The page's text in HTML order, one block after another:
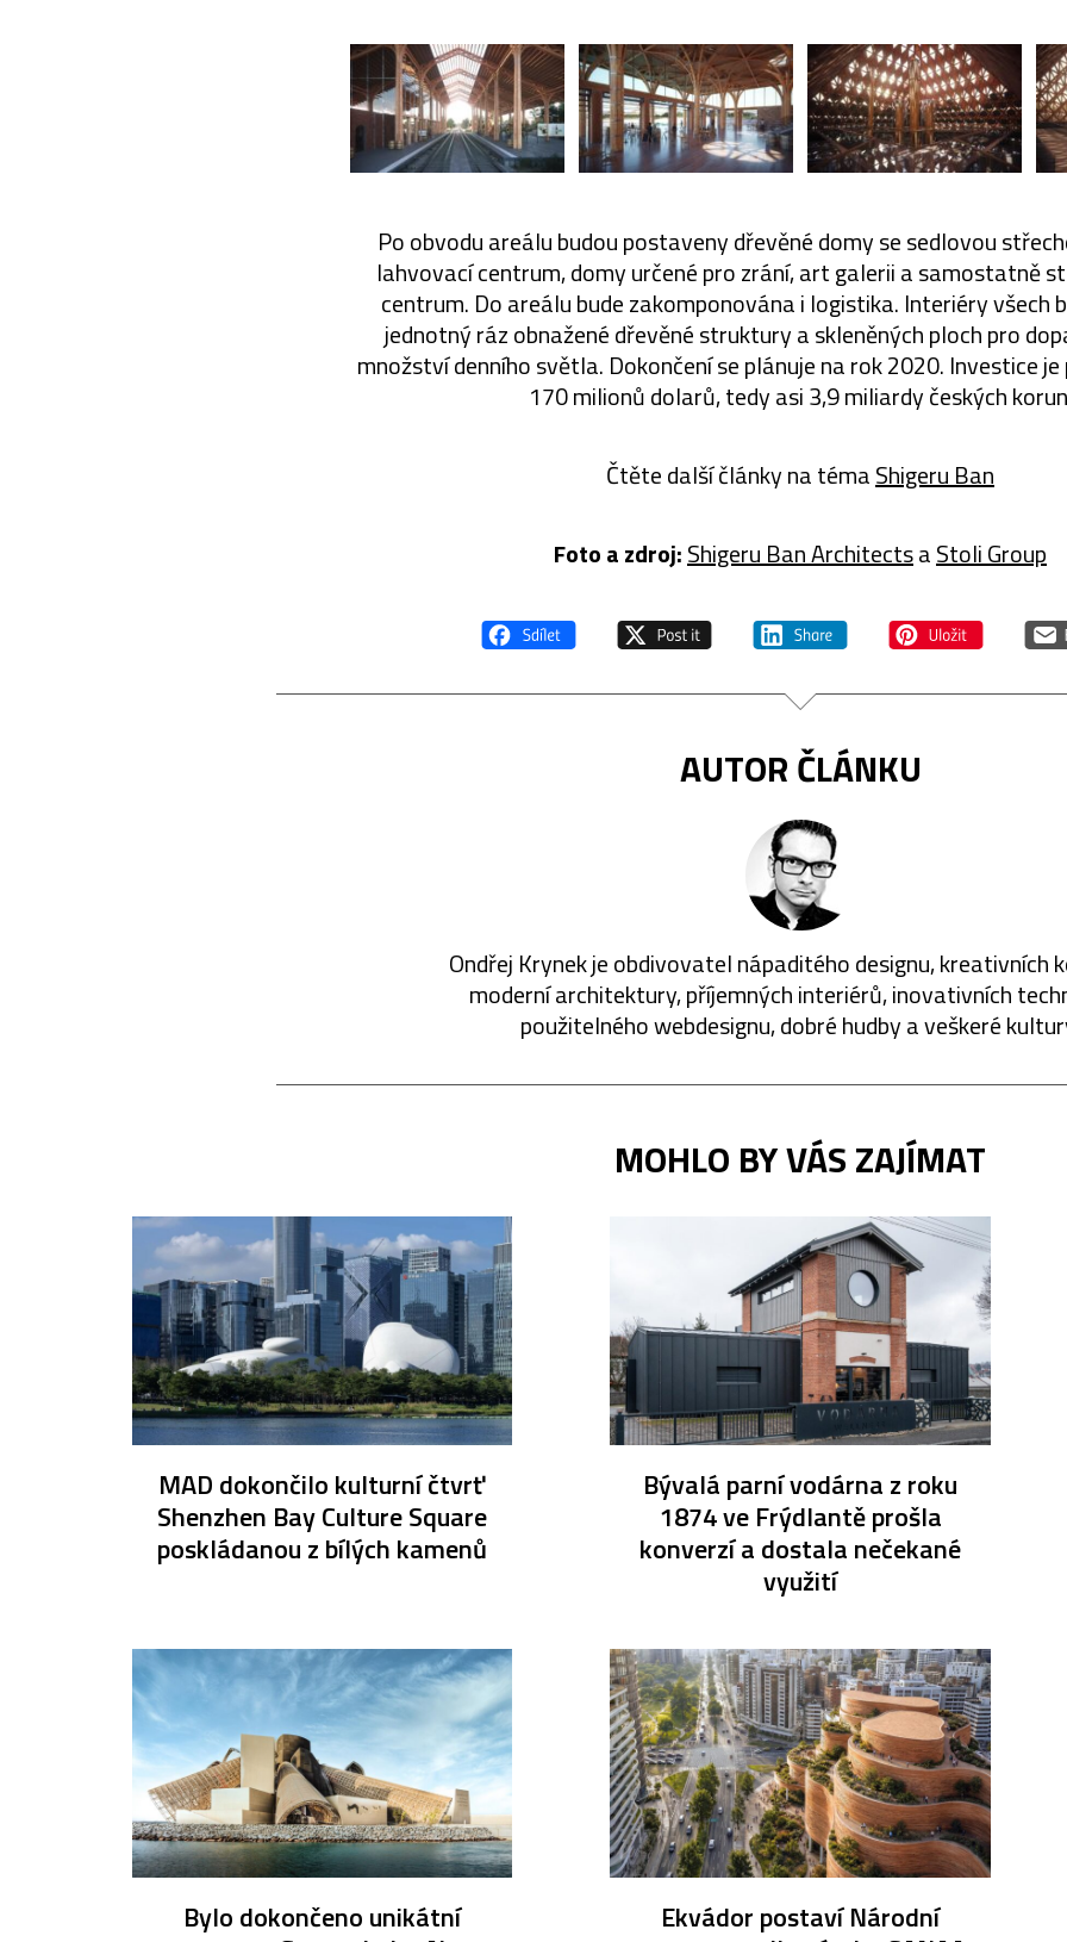
Po obvodu areálu budou postaveny dřevěné domy se sedlovou
lahvovací centrum, domy určené pro zrání, art galerii a samostatně
centrum. Do areálu bude zakomponována i logistika. Interiéry všech
jednotný ráz obnažené dřevěné struktury a skleněných ploch pro
množství denního světla. Dokončení se plánuje na rok 2020. Investice
170 milionů dolarů, tedy asi 3,9 miliardy českých
Čtěte další články na témaShigeru Ban
Foto a zdroj:Shigeru Ban ArchitectsaStoli Group
AUTOR ČLÁNKU
Ondřej Krynek je obdivovatel nápaditého designu, kreativních
moderní architektury, příjemných interiérů, inovativních
použitelného webdesignu, dobré hudby a veškeré
MOHLO BY VÁS ZAJÍMAT
MAD dokončilo kulturní čtvrť
Shenzhen Bay Culture Square
poskládanou z bílých kamenů
Bývalá parní vodárna z roku
1874 ve Frýdlantě prošla
konverzí a dostala nečekané
využití
Bylo dokončeno unikátní Ekvádor postaví Národní